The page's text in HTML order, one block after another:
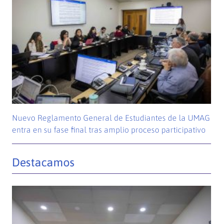
Nuevo Reglamento General de Estudiantes de la UMAG
entra en su fase final tras amplio proceso participativo
Destacamos